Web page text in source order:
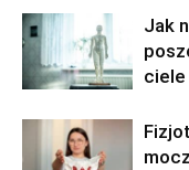
Jak
ciele